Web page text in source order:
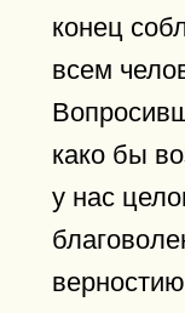
конец
всем
како бы
у нас